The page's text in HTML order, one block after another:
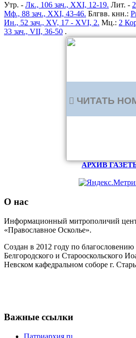
Утр. - Лк., 106 зач., XXI, 12-19. Лит. -
Мф., 88 зач., XXI, 43-46. Блгвв. кнн.:
Ин., 52 зач., XV, 17 - XVI, 2. Мц.: 2
33 зач., VII, 36-50 .
ЧИТАТЬ
АРХИВ
О нас
Информационный митрополичий
«Православное Осколье».
Создан в 2012 году по
Белгородского и Старооскольского
Невском кафедральном соборе г.
Важные ссылки
Патриархия.ru